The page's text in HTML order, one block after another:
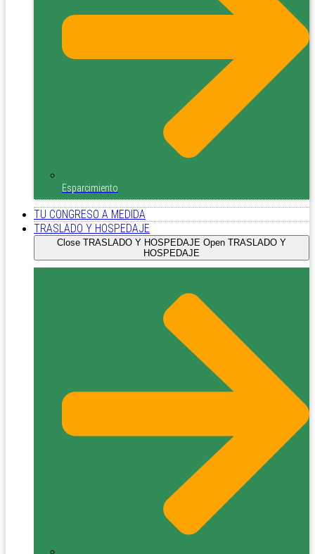
Esparcimiento
TU CONGRESO A MEDIDA
TRASLADO Y HOSPEDAJE
Close TRASLADO Y HOSPEDAJE Open TRASLADO Y
HOSPEDAJE